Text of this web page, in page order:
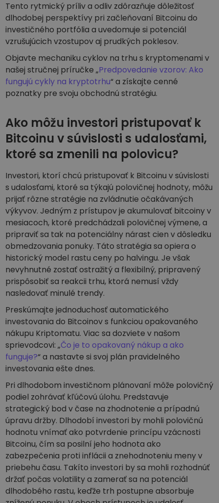
Tento rytmický príliv a odliv zdôrazňuje dôležitosť
dlhodobej perspektívy pri začleňovaní Bitcoinu do
investičného portfólia a uvedomuje si potenciál
vzrušujúcich vzostupov aj prudkých poklesov.
Objavte mechaniku cyklov na trhu s kryptomenami v
našej stručnej príručke „Predpovedanie vzorov: Ako
fungujú cykly na kryptotrhu“ a získajte cenné
poznatky pre svoju obchodnú stratégiu.
Ako môžu investori pristupovať k
Bitcoinu v súvislosti s udalosťami,
ktoré sa zmenili na polovicu?
Investori, ktorí chcú pristupovať k Bitcoinu v súvislosti
s udalosťami, ktoré sa týkajú polovičnej hodnoty, môžu
prijať rôzne stratégie na zvládnutie očakávaných
výkyvov. Jedným z prístupov je akumulovať bitcoiny v
mesiacoch, ktoré predchádzali polovičnej výmene, a
pripraviť sa tak na potenciálny nárast cien v dôsledku
obmedzovania ponuky. Táto stratégia sa opiera o
historický model rastu ceny po halvingu. Je však
nevyhnutné zostať ostražitý a flexibilný, pripravený
prispôsobiť sa reakcii trhu, ktorá nemusí vždy
nasledovať minulé trendy.
Preskúmajte jednoduchosť automatického
investovania do Bitcoinov s funkciou opakovaného
nákupu Kriptomatu. Viac sa dozviete v našom
sprievodcovi: „Čo je to opakovaný nákup a ako
funguje?“ a nastavte si svoj plán pravidelného
investovania ešte dnes.
Pri dlhodobom investičnom plánovaní môže polovičný
podiel zohrávať kľúčovú úlohu. Predstavuje
strategický bod v čase na zhodnotenie a prípadnú
úpravu držby. Dlhodobí investori by mohli polovičnú
hodnotu vnímať ako potvrdenie princípu vzácnosti
Bitcoinu, čím sa posilní jeho hodnota ako
zabezpečenia proti inflácii a znehodnoteniu meny v
priebehu času. Takíto investori by sa mohli rozhodnúť
držať počas volatility a zamerať sa na potenciál
dlhodobého rastu, keďže trh postupne absorbuje